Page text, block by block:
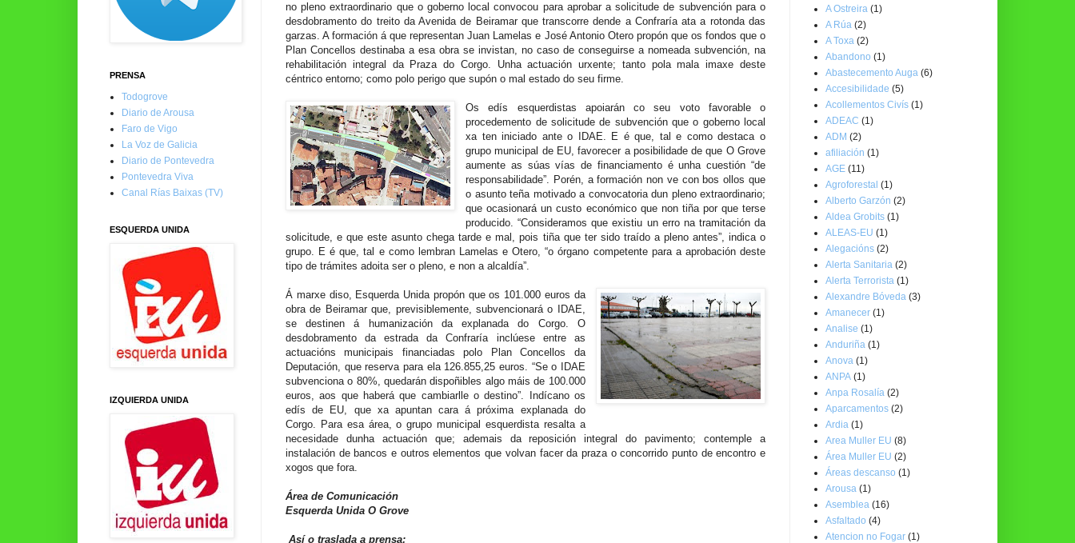
no pleno extraordinario que o goberno local convocou para aprobar a solicitude de subvención para o
desdobramento do treito da Avenida de Beiramar que transcorre dende a Confraría ata a rotonda das
garzas. A formación á que representan Juan Lamelas e José Antonio Otero propón que os fondos que o
Plan Concellos destinaba a esa obra se invistan, no caso de conseguirse a nomeada subvención, na
rehabilitación integral da Praza do Corgo. Unha actuación urxente; tanto pola mala imaxe deste
céntrico entorno; como polo perigo que supón o mal estado do seu firme.
Os edís esquerdistas apoiarán co seu voto favorable o
procedemento de solicitude de subvención que o goberno local
xa ten iniciado ante o IDAE. E é que, tal e como destaca o
grupo municipal de EU, favorecer a posibilidade de que O Grove
aumente as súas vías de financiamento é unha cuestión “de
responsabilidade”. Porén, a formación non ve con bos ollos que
o asunto teña motivado a convocatoria dun pleno extraordinario;
que ocasionará un custo económico que non tiña por que terse
producido. “Consideramos que existiu un erro na tramitación da
solicitude, e que este asunto chega tarde e mal, pois tiña que ter sido traído a pleno antes”, indica o
grupo. E é que, tal e como lembran Lamelas e Otero, “o órgano competente para a aprobación deste
tipo de trámites adoita ser o pleno, e non a alcaldía”.
Á marxe diso, Esquerda Unida propón que os 101.000 euros da
obra de Beiramar que, previsiblemente, subvencionará o IDAE,
se destinen á humanización da explanada do Corgo. O
desdobramento da estrada da Confraría inclúese entre as
actuacións municipais financiadas polo Plan Concellos da
Deputación, que reserva para ela 126.855,25 euros. “Se o IDAE
subvenciona o 80%, quedarán dispoñibles algo máis de 100.000
euros, aos que haberá que cambiarlle o destino”. Indícano os
edís de EU, que xa apuntan cara á próxima explanada do
Corgo. Para esa área, o grupo municipal esquerdista resalta a
necesidade dunha actuación que; ademais da reposición integral do pavimento; contemple a
instalación de bancos e outros elementos que volvan facer da praza o concorrido punto de encontro e
xogos que fora.
Área de Comunicación
Esquerda Unida O Grove
Así o traslada a prensa:
PRENSA
Todogrove
Diario de Arousa
Faro de Vigo
La Voz de Galicia
Diario de Pontevedra
Pontevedra Viva
Canal Rías Baixas (TV)
ESQUERDA UNIDA
IZQUIERDA UNIDA
A Ostreira (1)
A Rúa (2)
A Toxa (2)
Abandono (1)
Abastecemento Auga (6)
Accesibilidade (5)
Acollementos Civís (1)
ADEAC (1)
ADM (2)
afiliación (1)
AGE (11)
Agroforestal (1)
Alberto Garzón (2)
Aldea Grobits (1)
ALEAS-EU (1)
Alegacións (2)
Alerta Sanitaria (2)
Alerta Terrorista (1)
Alexandre Bóveda (3)
Amanecer (1)
Analise (1)
Anduriña (1)
Anova (1)
ANPA (1)
Anpa Rosalía (2)
Aparcamentos (2)
Ardia (1)
Area Muller EU (8)
Área Muller EU (2)
Áreas descanso (1)
Arousa (1)
Asemblea (16)
Asfaltado (4)
Atencion no Fogar (1)